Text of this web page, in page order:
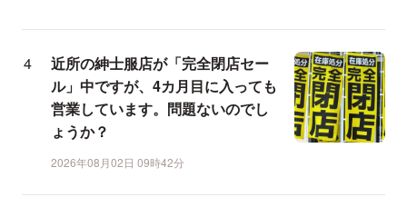
近所の紳士服店が「完全閉店セー
ル」中ですが、4カ月目に入っても
営業しています。問題ないのでし
ょうか？
2026年08月02日 09時42分